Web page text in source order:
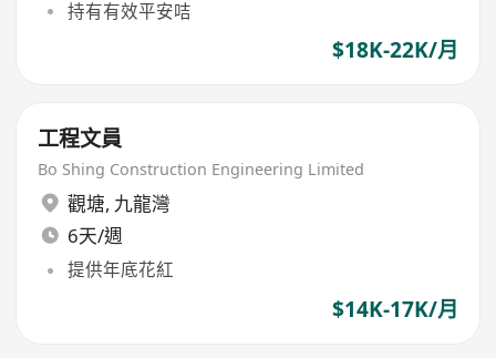
持有有效平安咭
$18K-22K/月
工程文員
Bo Shing Construction Engineering Limited
觀塘, 九龍灣
6天/週
提供年底花紅
$14K-17K/月